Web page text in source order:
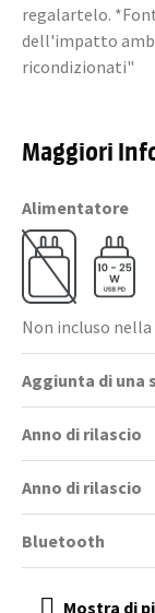
regalartelo.
dell'impatto
ricondizionati"
Maggiori
Alimentatore
Non incluso
Aggiunta di una
Anno di rilascio
Anno di rilascio
Bluetooth